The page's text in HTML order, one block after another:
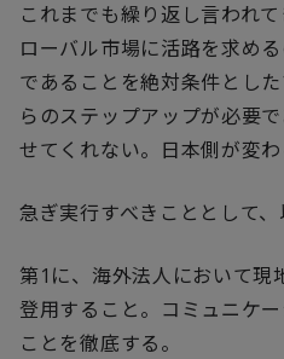
これまでも繰り返し言われ
ローバル市場に活路を求め
であることを絶対条件とし
らのステップアップが必要
せてくれない。日本側が変わ
急ぎ実行すべきこととして
第1 に、海外法人において現
登用すること。コミュニケ
ことを徹底する。